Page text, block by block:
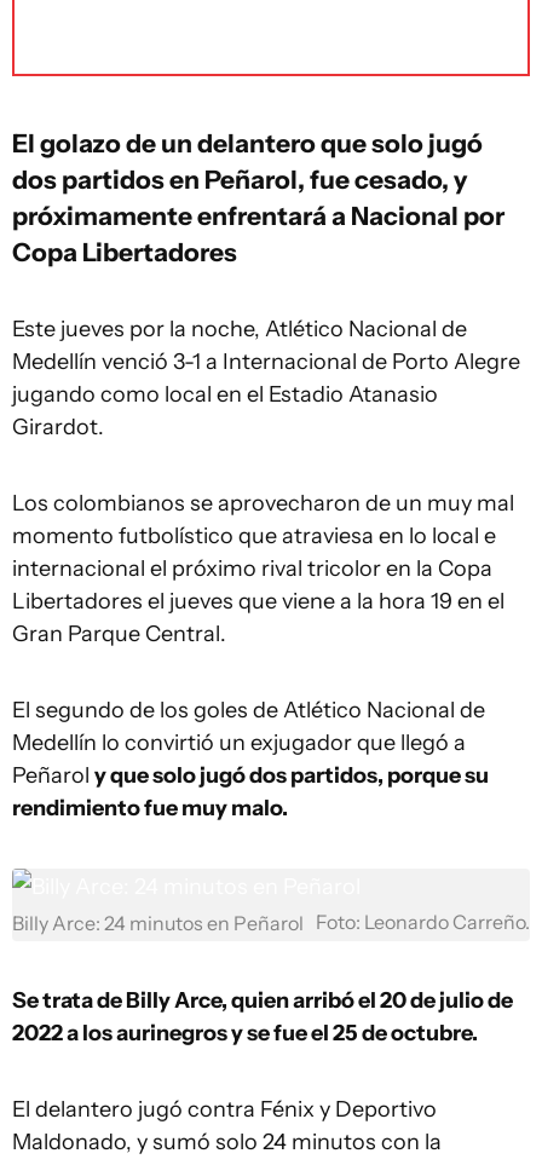
El golazo de un delantero que solo jugó
dos partidos en Peñarol, fue cesado, y
próximamente enfrentará a Nacional por
Copa Libertadores
Este jueves por la noche, Atlético Nacional de
Medellín venció 3-1 a Internacional de Porto Alegre
jugando como local en el Estadio Atanasio
Girardot.
Los colombianos se aprovecharon de un muy mal
momento futbolístico que atraviesa en lo local e
internacional el próximo rival tricolor en la Copa
Libertadores el jueves que viene a la hora 19 en el
Gran Parque Central.
El segundo de los goles de Atlético Nacional de
Medellín lo convirtió un exjugador que llegó a
Peñarol y que solo jugó dos partidos, porque su
rendimiento fue muy malo.
Billy Arce: 24 minutos en Peñarol Foto: Leonardo Carreño.
Se trata de Billy Arce, quien arribó el 20 de julio de
2022 a los aurinegros y se fue el 25 de octubre.
El delantero jugó contra Fénix y Deportivo
Maldonado, y sumó solo 24 minutos con la